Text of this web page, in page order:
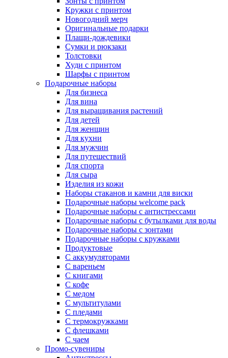
Кружки с принтом
Новогодний мерч
Оригинальные подарки
Плащи-дождевики
Сумки и рюкзаки
Толстовки
Худи с принтом
Шарфы с принтом
Подарочные наборы
Для бизнеса
Для вина
Для выращивания растений
Для детей
Для женщин
Для кухни
Для мужчин
Для путешествий
Для спорта
Для сыра
Изделия из кожи
Наборы стаканов и камни для виски
Подарочные наборы welcome pack
Подарочные наборы с антистрессами
Подарочные наборы с бутылками для воды
Подарочные наборы с зонтами
Подарочные наборы с кружками
Продуктовые
С аккумуляторами
С вареньем
С книгами
С кофе
С медом
С мультитулами
С пледами
С термокружками
С флешками
С чаем
Промо-сувениры